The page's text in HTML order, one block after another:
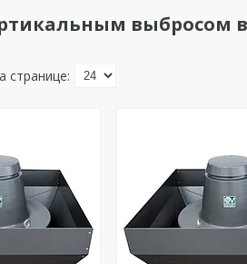
выбросом